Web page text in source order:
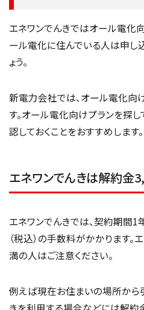
エネワンでんきではオール電化
ール電化に住んでいる人は申し
ょう。
新電力会社では、オール電化向
す。オール電化向けプランを探
認しておくことをおすすめします。
エネワンでんきは解約金
エネワンでんきでは、契約期間
（税込）の手数料がかかります
満の人はご注意ください。
例えば現在お住まいの場所から